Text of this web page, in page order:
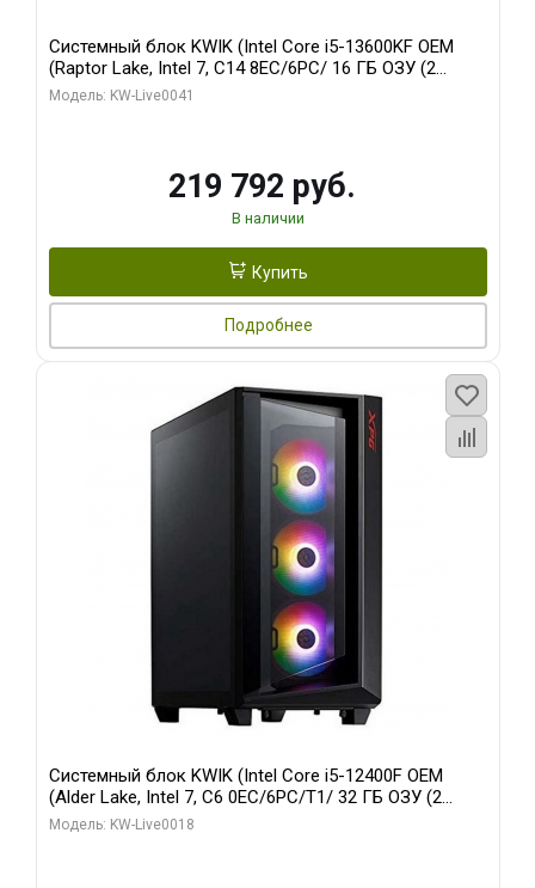
Системный блок KWIK (Intel Core i5-13600KF OEM
(Raptor Lake, Intel 7, C14 8EC/6PC/ 16 ГБ ОЗУ (2
модуля)/ Palit RTX5080 GAMINGPRO OC 16GB GDDR7
Модель: KW-Live0041
219 792 руб.
В наличии
Купить
Подробнее
Системный блок KWIK (Intel Core i5-12400F OEM
(Alder Lake, Intel 7, C6 0EC/6PC/T1/ 32 ГБ ОЗУ (2
модуля)/ Ninja Sinotex GTX1660 SUPER 6GB GDDR6
Модель: KW-Live0018